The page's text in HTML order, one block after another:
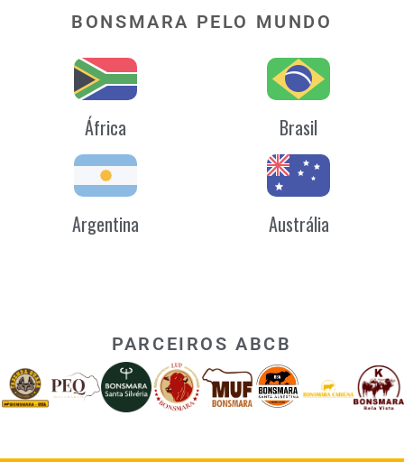
BONSMARA PELO MUNDO
África Brasil
Argentina Austrália
PARCEIROS ABCB